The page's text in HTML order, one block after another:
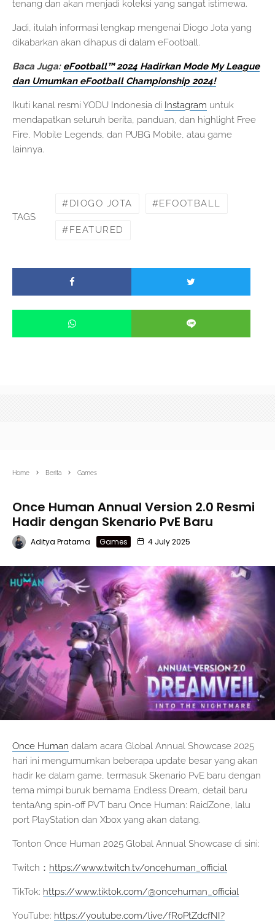
tenang dan akan menjadi koleksi yang sangat istimewa.
Jadi, itulah informasi lengkap mengenai Diogo Jota yang
dikabarkan akan dihapus di dalam eFootball.
Baca Juga: eFootball™ 2024 Hadirkan Mode My League
dan Umumkan eFootball Championship 2024!
Ikuti kanal resmi YODU Indonesia di Instagram untuk
mendapatkan seluruh berita, panduan, dan highlight Free
Fire, Mobile Legends, dan PUBG Mobile, atau game
lainnya.
TAGS
DIOGO JOTA EFOOTBALL
FEATURED
Home Berita Games
Once Human Annual Version 2.0 Resmi
Hadir dengan Skenario PvE Baru
Aditya Pratama Games 4 July 2025
Once Human dalam acara Global Annual Showcase 2025
hari ini mengumumkan beberapa update besar yang akan
hadir ke dalam game, termasuk Skenario PvE baru dengan
tema mimpi buruk bernama Endless Dream, detail baru
tentaAng spin-off PVT baru Once Human: RaidZone, lalu
port PlayStation dan Xbox yang akan datang.
Tonton Once Human 2025 Global Annual Showcase di sini:
Twitch： https://www.twitch.tv/oncehuman_official
TikTok: https://www.tiktok.com/@oncehuman_official
YouTube: https://youtube.com/live/fRoPtZdcfNI?